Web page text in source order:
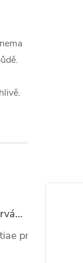
Hlístice Steinernema proti larvám smutnic Nemaplus 5 milionů
proti larvám
Pro